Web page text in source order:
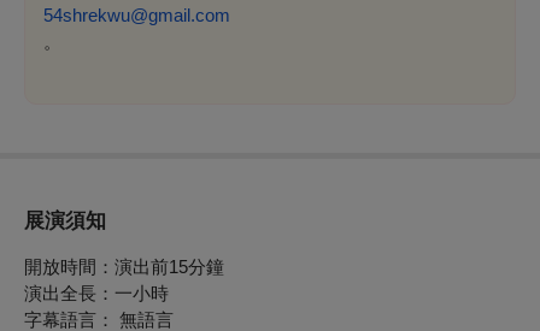
54shrekwu@gmail.com
。
展演須知
開放時間：演出前15分鐘
演出全長：一小時
字幕語言： 無語言